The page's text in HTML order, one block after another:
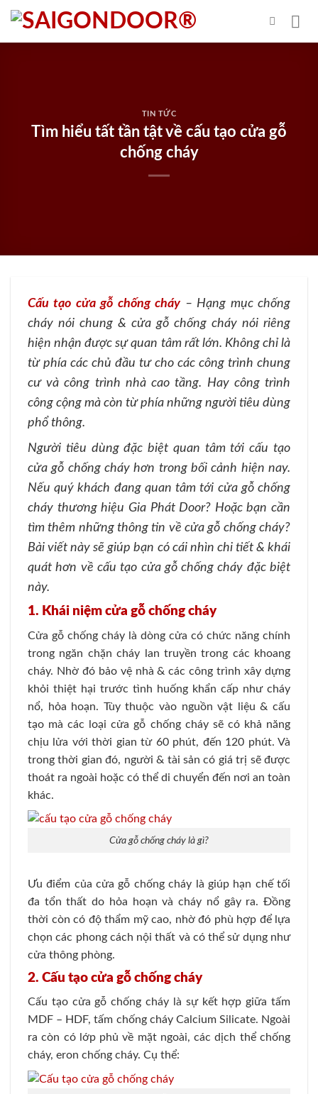
Skip
content
TIN TỨC
Tìm hiểu tất tần tật về cấu tạo cửa gỗ
chống cháy
Cấu tạo cửa gỗ chống cháy – Hạng mục chống
cháy nói chung & cửa gỗ chống cháy nói riêng
hiện nhận được sự quan tâm rất lớn. Không chỉ là
từ phía các chủ đầu tư cho các công trình chung
cư và công trình nhà cao tầng. Hay công trình
công cộng mà còn từ phía những người tiêu dùng
phổ thông.
Người tiêu dùng đặc biệt quan tâm tới cấu tạo
cửa gỗ chống cháy hơn trong bối cảnh hiện nay.
Nếu quý khách đang quan tâm tới cửa gỗ chống
cháy thương hiệu Gia Phát Door? Hoặc bạn cần
tìm thêm những thông tin về cửa gỗ chống cháy?
Bài viết này sẽ giúp bạn có cái nhìn chi tiết & khái
quát hơn về cấu tạo cửa gỗ chống cháy đặc biệt
này.
1. Khái niệm cửa gỗ chống cháy
Cửa gỗ chống cháy là dòng cửa có chức năng chính
trong ngăn chặn cháy lan truyền trong các khoang
cháy. Nhờ đó bảo vệ nhà & các công trình xây dựng
khỏi thiệt hại trước tình huống khẩn cấp như cháy
nổ, hỏa hoạn. Tùy thuộc vào nguồn vật liệu & cấu
tạo mà các loạicửa gỗ chống cháysẽ có khả năng
chịu lửa với thời gian từ 60 phút, đến 120 phút. Và
trong thời gian đó, người & tài sản có giá trị sẽ được
thoát ra ngoài hoặc có thể di chuyển đến nơi an toàn
khác.
Cửa gỗ chống cháy là gì?
Ưu điểm của cửa gỗ chống cháy là giúp hạn chế tối
đa tổn thất do hỏa hoạn và cháy nổ gây ra. Đồng
thời còn có độ thẩm mỹ cao, nhờ đó phù hợp để lựa
chọn các phong cách nội thất và có thể sử dụng như
cửa thông phòng.
2. Cấu tạo cửa gỗ chống cháy
Cấu tạo cửa gỗ chống cháy là sự kết hợp giữa tấm
MDF – HDF, tấm chống cháy Calcium Silicate. Ngoài
ra còn có lớp phủ về mặt ngoài, các dịch thể chống
cháy, eron chống cháy. Cụ thể: